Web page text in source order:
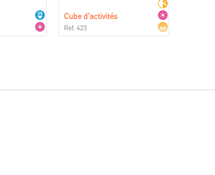
Cube d'activités
Ref. 423